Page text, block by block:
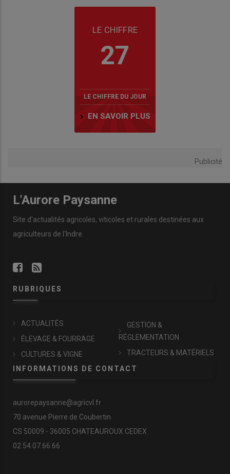
LE CHIFFRE
27
LE CHIFFRE DU JOUR
EN SAVOIR PLUS
Publicité
L'Aurore Paysanne
Site d'actualités agricoles, viticoles et rurales destinées aux
agriculteurs de l'Indre.
RUBRIQUES
ACTUALITÉS
ÉLEVAGE & FOURRAGE
CULTURES & VIGNE
GESTION &
RÉGLEMENTATION
TRACTEURS & MATÉRIELS
INFORMATIONS DE CONTACT
aurorepaysanne@agricvl.fr
70 avenue Pierre de Coubertin
CS 50009 - 36005 CHATEAUROUX CEDEX
02.54.07.66.66